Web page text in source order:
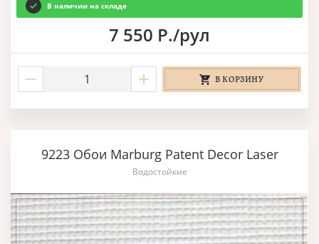
В наличии на складе
7 550 Р./рул
В КОРЗИНУ
9223 Обои Marburg Patent Decor Laser
Водостойкие